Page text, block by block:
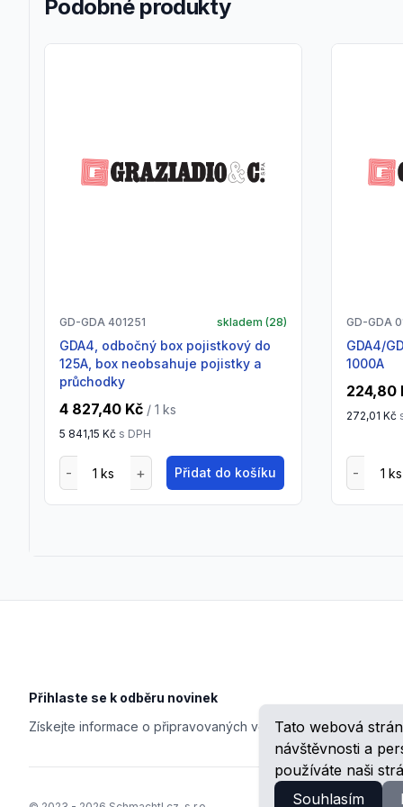
Tato webová
návštěvnosti a
používáte naši
Souhlasím
Podobné produkty
GD-GDA 401251 skladem (28)
GDA4, odbočný box pojistkový do
125A, box neobsahuje pojistky a
průchodky
4 827,40 Kč / 1 ks
5 841,15 Kč s DPH
Přidat do košíku
GD-GDA
GDA4/GDA5, držák sběrnice 250 -
1000A
224,80
272,01 Kč
Přihlaste se k odběru novinek
Získejte informace o připravovaných veletrzích, školeních,